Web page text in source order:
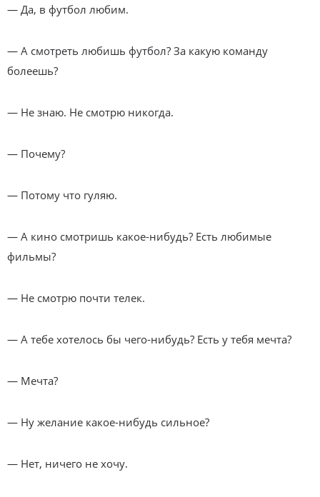
— Да, в футбол любим.
— А смотреть любишь футбол? За какую команду
болеешь?
— Не знаю. Не смотрю никогда.
— Почему?
— Потому что гуляю.
— А кино смотришь какое-нибудь? Есть любимые
фильмы?
— Не смотрю почти телек.
— А тебе хотелось бы чего-нибудь? Есть у тебя мечта?
— Мечта?
— Ну желание какое-нибудь сильное?
— Нет, ничего не хочу.